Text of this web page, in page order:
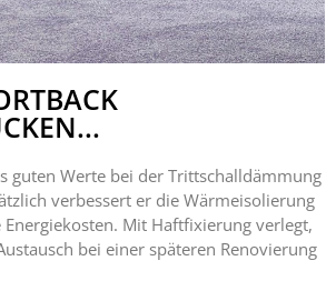
guten Werte bei der Trittschalldämmung
verbessert er die Wärmeisolierung
Mit Haftfixierung verlegt,
bei einer späteren Renovierung